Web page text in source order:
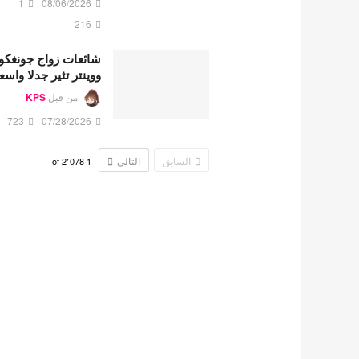
08/06/2026
1
216
شائعات زواج
ووينتر تثير جدلا
من قبل KPS
07/28/2026
723
السابق التالي 1 2٬078